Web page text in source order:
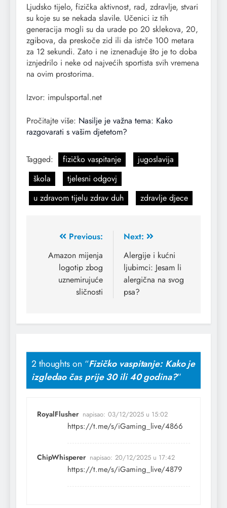
Ljudsko tijelo, fizička aktivnost, rad, zdravlje, stvari
su koje su se nekada slavile. Učenici iz tih
generacija mogli su da urade po 20 sklekova, 20,
zgibova, da preskoče zid ili da istrče 100 metara
za 12 sekundi. Zato i ne iznenađuje što je to doba
iznjedrilo i neke od najvećih sportista svih vremena
na ovim prostorima.
Izvor: impulsportal.net
Pročitajte više: Nasilje je važna tema: Kako
razgovarati s vašim djetetom?
Tagged: fizičko vaspitanje
jugoslavija
škola
tjelesni odgovj
u zdravom tijelu zdrav duh
zdravlje djece
Previous:
Amazon mijenja
logotip zbog
uznemirujuće
sličnosti
Next:
Alergije i kućni
ljubimci: Jesam li
alergična na svog
psa?
2 thoughts on “Fizičko vaspitanje: Kako je
izgledao čas prije 30 ili 40 godina?”
RoyalFlusher napisao: 03/12/2025 u 15:02
https://t.me/s/iGaming_live/4866
ChipWhisperer napisao: 20/12/2025 u 17:42
https://t.me/s/iGaming_live/4879